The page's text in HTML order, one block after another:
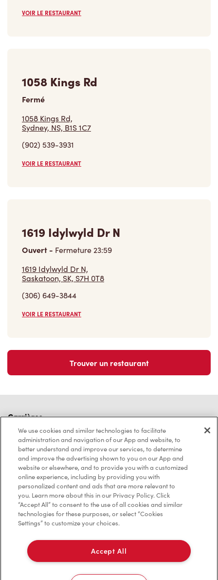
VOIR LE RESTAURANT
1058 Kings Rd
Fermé
1058 Kings Rd,
Sydney, NS, B1S 1C7
(902) 539-3931
VOIR LE RESTAURANT
1619 Idylwyld Dr N
Ouvert - Fermeture23:59
1619 Idylwyld Dr N,
Saskatoon, SK, S7H 0T8
(306) 649-3844
VOIR LE RESTAURANT
Trouver un restaurant
Carrières
Rejoins notre équipe
Explore les postes disponibles
Communauté
Pose un geste qui compte vraiment
En savoir plus
Trouver un restaurant Tim Hortons
Nous avons hâte de vous servir
Localisateur de restaurant
We use cookies and similar technologies to facilitate
administration and navigation of our App and website, to
better understand and improve our services, to determine
and improve the advertising shown to you on our App and
website or elsewhere, and to provide you with a customized
online experience, including by providing you with
personalized content and ads that are more relevant to
you. Learn more about this in our Privacy Policy. Click
“Accept All” to consent to the use of all cookies and similar
technologies for these purposes, or select “Cookies
Settings” to customize your choices.
Accept All